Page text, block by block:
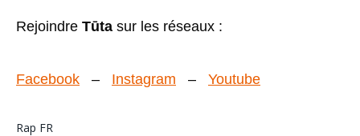
Rejoindre Tūta sur les réseaux :
Facebook – Instagram – Youtube
Rap FR